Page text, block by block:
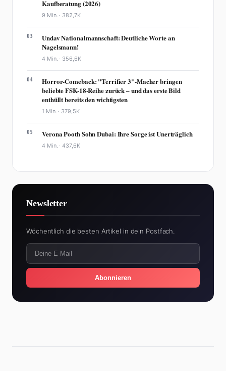
Kaufberatung (2026)
9 Min. · 382,7K
03
Undav Nationalmannschaft: Deutliche Worte an
Nagelsmann!
4 Min. · 356,6K
04
Horror-Comeback: "Terrifier 3"-Macher bringen
beliebte FSK-18-Reihe zurück – und das erste Bild
enthüllt bereits den wichtigsten
1 Min. · 379,5K
05 Verona Pooth Sohn Dubai: Ihre Sorge ist Unerträglich
4 Min. ·437,6K
Newsletter
Wöchentlich die besten Artikel in dein Postfach.
Abonnieren